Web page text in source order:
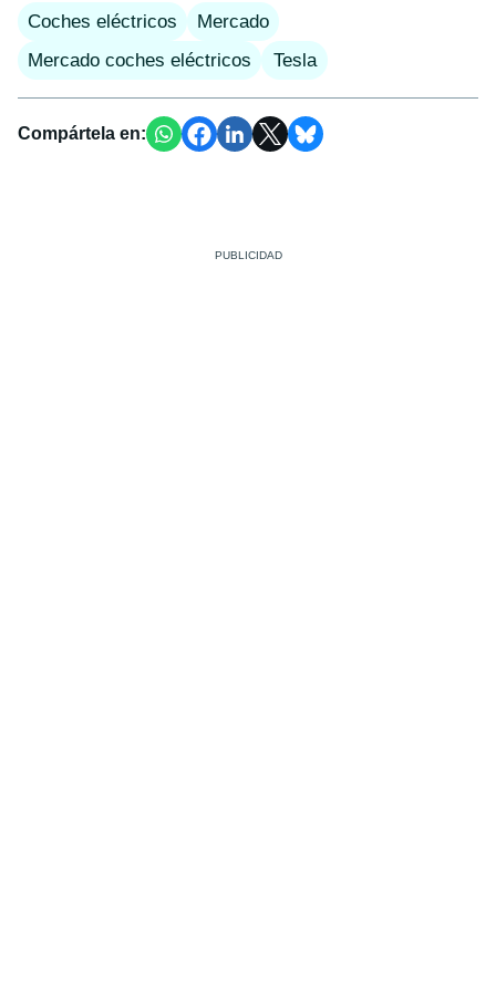
Coches eléctricos
Mercado
Mercado coches eléctricos
Tesla
Compártela en: